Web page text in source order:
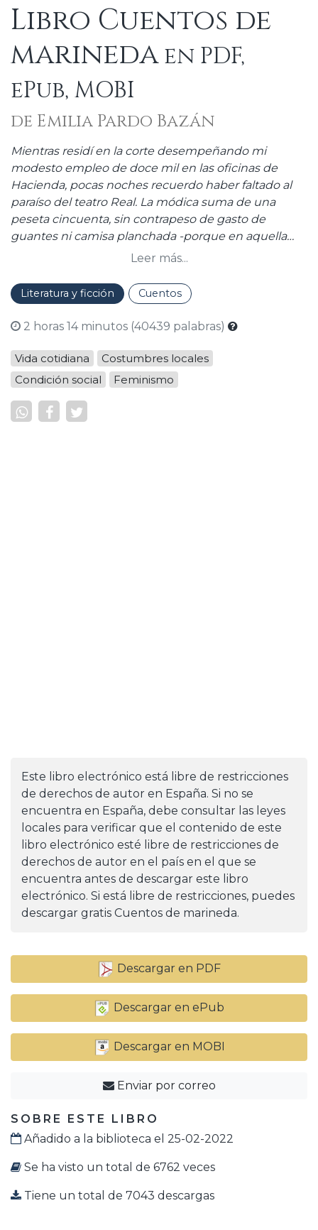
Libro Cuentos de
marinedaen PDF,
ePub, MOBI
de Emilia Pardo Bazán
Mientras residí en la corte desempeñando mi
modesto empleo de doce mil en las oficinas de
Hacienda, pocas noches recuerdo haber faltado al
paraíso del teatro Real. La módica suma de una
peseta cincuenta, sin contrapeso de gasto de
guantes ni camisa planchada -porque en aquella
penumbra discreta y bienhechora no se echan de
Leer más...
Literatura y ficción Cuentos
2 horas 14 minutos (40439 palabras)
Vida cotidiana
Costumbres locales
Condición social
Feminismo
Este libro electrónico está libre de restricciones
de derechos de autor en España. Si no se
encuentra en España, debe consultar las leyes
locales para verificar que el contenido de este
libro electrónico esté libre de restricciones de
derechos de autor en el país en el que se
encuentra antes de descargar este libro
electrónico. Si está libre de restricciones, puedes
descargar gratis Cuentos de marineda.
Descargar en PDF
Descargar en ePub
Descargar en MOBI
Enviar por correo
SOBRE ESTE LIBRO
Añadido a la biblioteca el 25-02-2022
Se ha visto un total de 6762 veces
Tiene un total de 7043 descargas